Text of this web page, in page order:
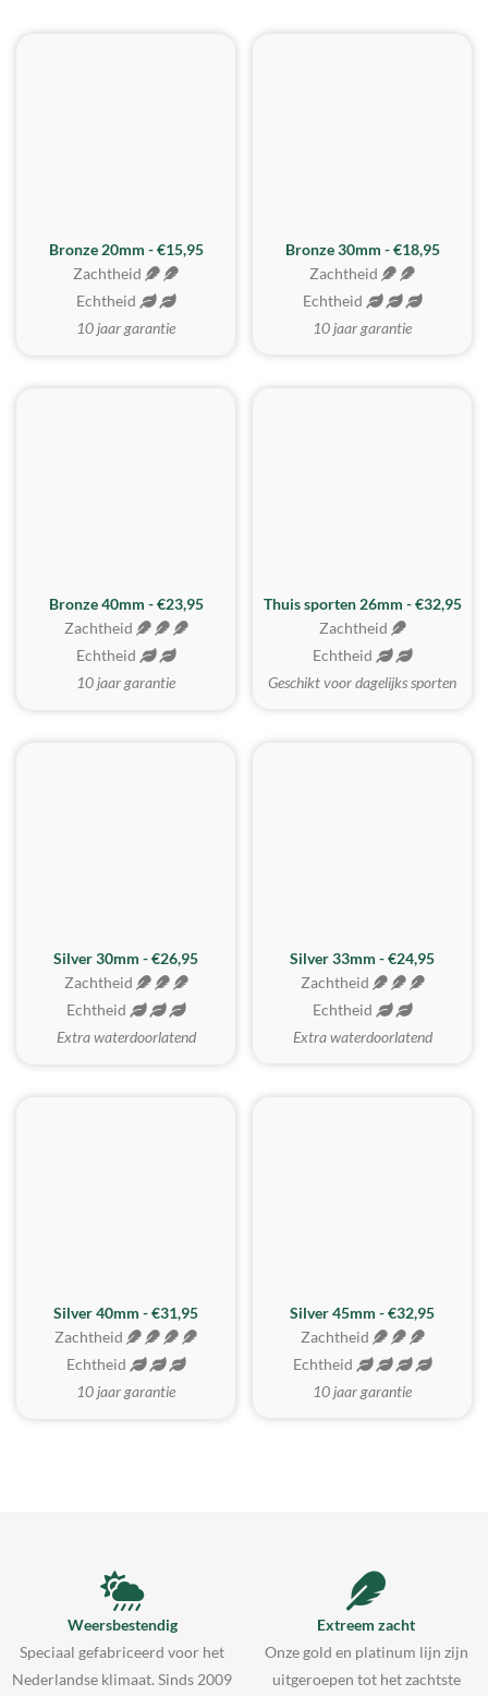
Bronze 20mm - €15,95
Zachtheid
Echtheid
10 jaar garantie
BESTE KOOP
Bronze 30mm - €18,95
Zachtheid
Echtheid
10 jaar garantie
Bronze 40mm - €23,95
Zachtheid
Echtheid
10 jaar garantie
Thuis sporten 26mm - €32,95
Zachtheid
Echtheid
Geschikt voor dagelijks sporten
Silver 30mm - €26,95
Zachtheid
Echtheid
Extra waterdoorlatend
Silver 33mm - €24,95
Zachtheid
Echtheid
Extra waterdoorlatend
Silver 40mm - €31,95
Zachtheid
Echtheid
10 jaar garantie
MEEST GEKOZEN
Silver 45mm - €32,95
Zachtheid
Echtheid
10 jaar garantie
Weersbestendig
Speciaal gefabriceerd voor het
Nederlandse klimaat. Sinds 2009
Extreem zacht
Onze gold en platinum lijn zijn
uitgeroepen tot het zachtste